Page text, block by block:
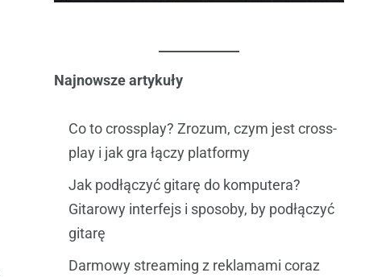
Najnowsze artykuły
Co to crossplay? Zrozum, czym jest cross-
play i jak gra łączy platformy
Jak podłączyć gitarę do komputera?
Gitarowy interfejs i sposoby, by podłączyć
gitarę
Darmowy streaming z reklamami coraz